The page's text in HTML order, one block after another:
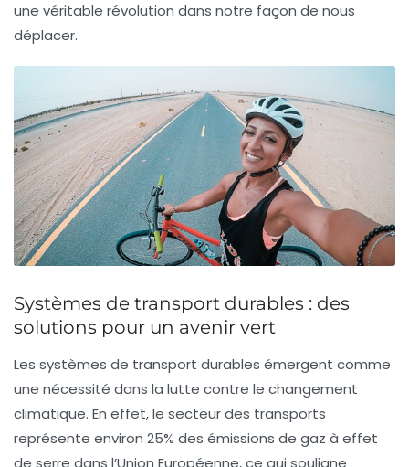
une véritable révolution dans notre façon de nous
déplacer.
Systèmes de transport durables : des
solutions pour un avenir vert
Les systèmes de transport durables émergent comme
une nécessité dans la lutte contre le changement
climatique. En effet, le secteur des transports
représente environ 25% des émissions de gaz à effet
de serre dans l’Union Européenne, ce qui souligne